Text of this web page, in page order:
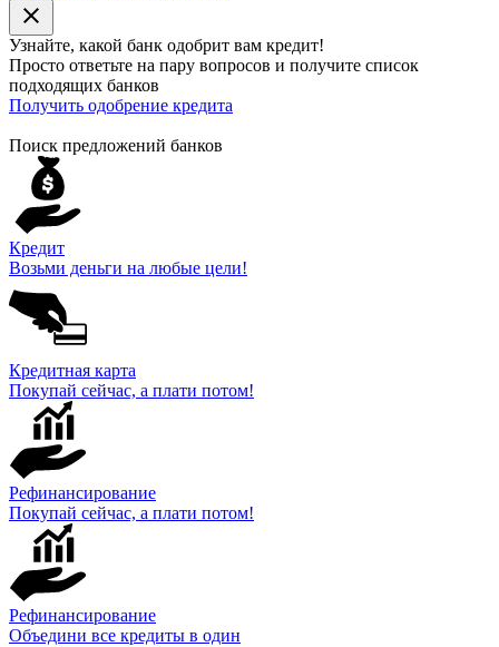
close
Узнайте, какой банк одобрит вам кредит!
Просто ответьте на пару вопросов и получите список
подходящих банков
Получить одобрение кредита
Поиск предложений банков
Кредит
Возьми деньги на любые цели!
Кредитная карта
Покупай сейчас, а плати потом!
Рефинансирование
Покупай сейчас, а плати потом!
Рефинансирование
Объедини все кредиты в один